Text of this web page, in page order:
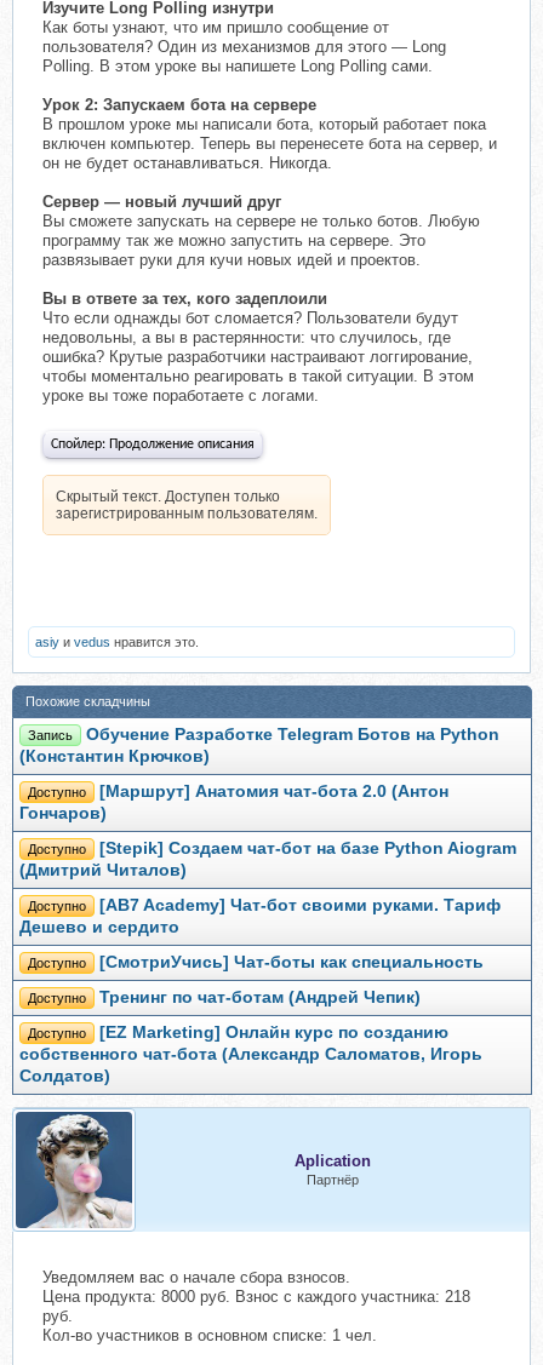
Изучите Long Polling изнутри
Как боты узнают, что им пришло сообщение от
пользователя? Один из механизмов для этого — Long
Polling. В этом уроке вы напишете Long Polling сами.
Урок 2: Запускаем бота на сервере
В прошлом уроке мы написали бота, который работает пока
включен компьютер. Теперь вы перенесете бота на сервер, и
он не будет останавливаться. Никогда.
Сервер — новый лучший друг
Вы сможете запускать на сервере не только ботов. Любую
программу так же можно запустить на сервере. Это
развязывает руки для кучи новых идей и проектов.
Вы в ответе за тех, кого задеплоили
Что если однажды бот сломается? Пользователи будут
недовольны, а вы в растерянности: что случилось, где
ошибка? Крутые разработчики настраивают логгирование,
чтобы моментально реагировать в такой ситуации. В этом
уроке вы тоже поработаете с логами.
Спойлер: Продолжение описания
Скрытый текст. Доступен только
зарегистрированным пользователям.
asiy и vedus нравится это.
Похожие складчины
Запись
Обучение Разработке Telegram Ботов на Python
(Константин Крючков)
Доступно
[Маршрут] Анатомия чат-бота 2.0 (Антон
Гончаров)
Доступно
[Stepik] Создаем чат-бот на базе Python Aiogram
(Дмитрий Читалов)
Доступно
[AB7 Academy] Чат-бот своими руками. Тариф
Дешево и сердито
Доступно [СмотриУчись] Чат-боты как специальность
Доступно Тренинг по чат-ботам (Андрей Чепик)
Доступно
[EZ Marketing] Онлайн курс по созданию
собственного чат-бота (Александр Саломатов, Игорь
Солдатов)
Aplication
Партнёр
Уведомляем вас о начале сбора взносов.
Цена продукта: 8000 руб. Взнос с каждого участника: 218
руб.
Кол-во участников в основном списке: 1 чел.